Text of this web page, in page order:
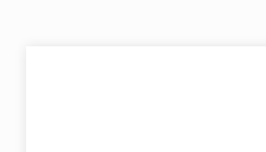
Подписание договора